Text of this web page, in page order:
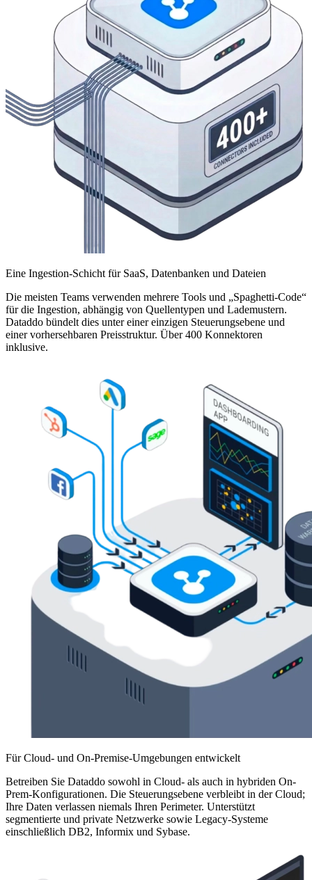
Eine Ingestion-Schicht für SaaS, Datenbanken und Dateien
Die meisten Teams verwenden mehrere Tools und „Spaghetti-Code“
für die Ingestion, abhängig von Quellentypen und Lademustern.
Dataddo bündelt dies unter einer einzigen Steuerungsebene und
einer vorhersehbaren Preisstruktur. Über 400 Konnektoren
inklusive.
Für Cloud- und On-Premise-Umgebungen entwickelt
Betreiben Sie Dataddo sowohl in Cloud- als auch in hybriden On-
Prem-Konfigurationen. Die Steuerungsebene verbleibt in der Cloud;
Ihre Daten verlassen niemals Ihren Perimeter. Unterstützt
segmentierte und private Netzwerke sowie Legacy-Systeme
einschließlich DB2, Informix und Sybase.